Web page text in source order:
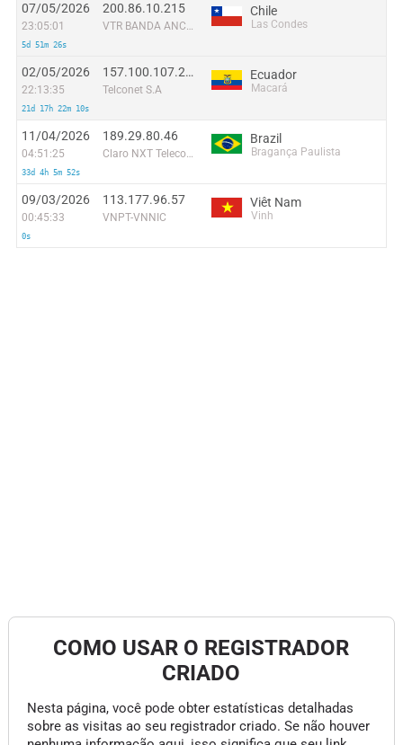
07/05/2026
23:05:01
5d 51m 26s
200.86.10.215
VTR BANDA ANCHA S.A.
Chile
Las Condes
02/05/2026
22:13:35
21d 17h 22m 10s
157.100.107.241
Telconet S.A
Ecuador
Macará
11/04/2026
04:51:25
33d 4h 5m 52s
189.29.80.46
Claro NXT Telecomunicacoes Ltda
Brazil
Bragança Paulista
09/03/2026
00:45:33
0s
113.177.96.57
VNPT-VNNIC
Viêt Nam
Vinh
COMO USAR O REGISTRADOR
CRIADO
Nesta página, você pode obter estatísticas detalhadas
sobre as visitas ao seu registrador criado. Se não houver